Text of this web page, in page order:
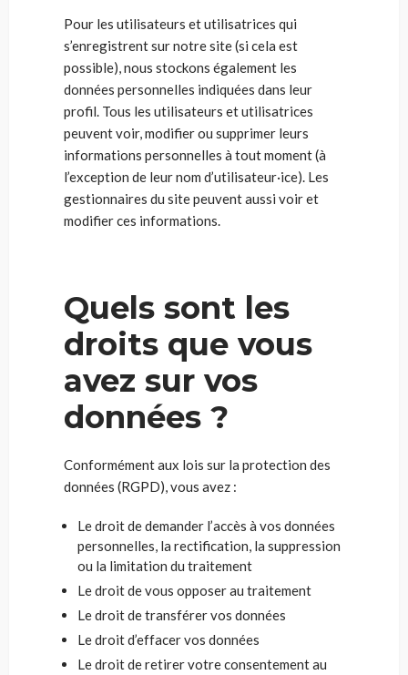
Pour les utilisateurs et utilisatrices qui
s’enregistrent sur notre site (si cela est
possible), nous stockons également les
données personnelles indiquées dans leur
profil. Tous les utilisateurs et utilisatrices
peuvent voir, modifier ou supprimer leurs
informations personnelles à tout moment (à
l’exception de leur nom d’utilisateur·ice). Les
gestionnaires du site peuvent aussi voir et
modifier ces informations.
Quels sont les
droits que vous
avez sur vos
données ?
Conformément aux lois sur la protection des
données (RGPD), vous avez :
Le droit de demander l’accès à vos données
personnelles, la rectification, la suppression
ou la limitation du traitement
Le droit de vous opposer au traitement
Le droit de transférer vos données
Le droit d’effacer vos données
Le droit de retirer votre consentement au